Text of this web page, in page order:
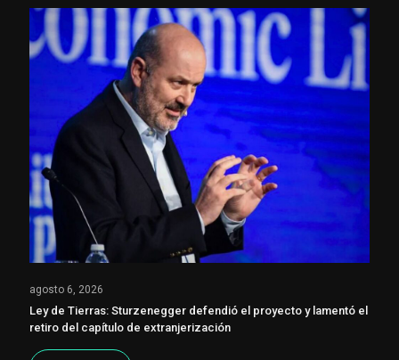
agosto 6, 2026
Ley de Tierras: Sturzenegger defendió el proyecto y lamentó el
retiro del capítulo de extranjerización